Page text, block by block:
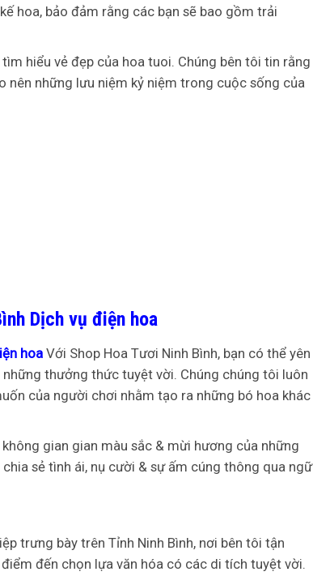
hoa, bảo đảm rằng các bạn sẽ bao gồm trải
hiểu vẻ đẹp của hoa tuoi. Chúng bên tôi tin rằng
nên những lưu niệm kỷ niệm trong cuộc sống của
Dịch vụ điện hoa
hoaVới Shop Hoa Tươi Ninh Bình, bạn có thể yên
thưởng thức tuyệt vời. Chúng chúng tôi luôn
của người chơi nhằm tạo ra những bó hoa khác
gian gian màu sắc & mừi hương của những
sẻ tình ái, nụ cười & sự ấm cúng thông qua ngữ
trưng bày trên Tỉnh Ninh Bình, nơi bên tôi tận
đến chọn lựa văn hóa có các di tích tuyệt vời.